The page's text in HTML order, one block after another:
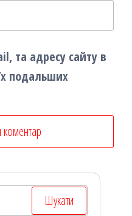
та адресу сайту в
подальших